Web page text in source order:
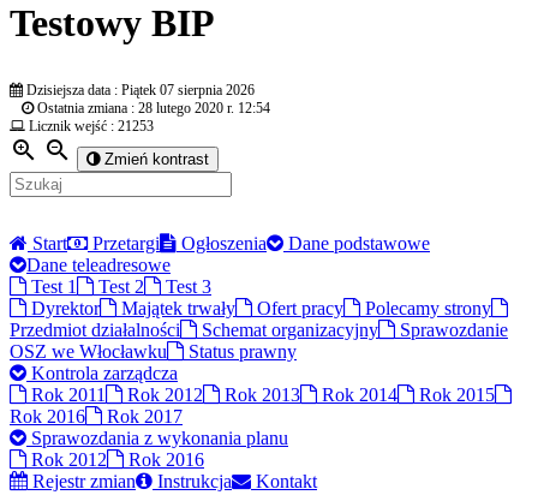
Testowy BIP
Dzisiejsza data : Piątek 07 sierpnia 2026
Ostatnia zmiana : 28 lutego 2020 r. 12:54
Licznik wejść : 21253
zoom_in zoom_out Zmień kontrast
Start Przetargi Ogłoszenia
Dane podstawowe
Dane teleadresowe
Test 1
Test 2
Test 3
Dyrektor
Majątek trwały Ofert pracy
Polecamy strony
Przedmiot działalności
Schemat organizacyjny
Sprawozdanie
OSZ we Włocławku
Status prawny
Kontrola zarządcza
Rok 2011
Rok 2012 Rok 2013 Rok 2014
Rok 2015
Rok 2016
Rok 2017
Sprawozdania z wykonania planu
Rok 2012
Rok 2016
Rejestr zmian
Instrukcja Kontakt